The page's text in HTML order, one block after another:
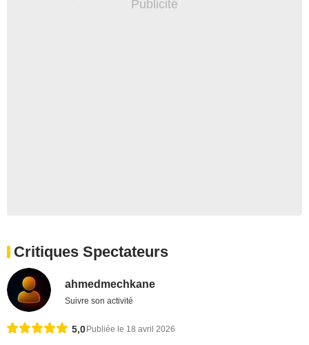
Critiques Spectateurs
ahmedmechkane
Suivre son activité
5,0 Publiée le 18 avril 2026